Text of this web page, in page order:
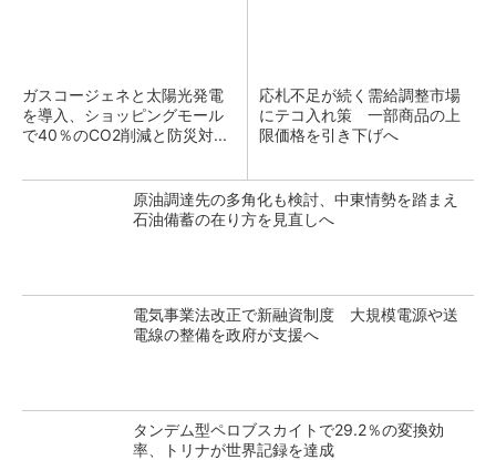
ガスコージェネと太陽光発電
を導入、ショッピングモール
で40％のCO2削減と防災対...
応札不足が続く需給調整市場
にテコ入れ策 一部商品の上
限価格を引き下げへ
原油調達先の多角化も検討、中東情勢を踏まえ
石油備蓄の在り方を見直しへ
電気事業法改正で新融資制度 大規模電源や送
電線の整備を政府が支援へ
タンデム型ペロブスカイトで29.2％の変換効
率、トリナが世界記録を達成